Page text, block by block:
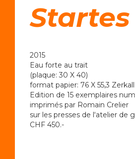
2015
Eau forte au trait
(plaque: 30 X 40)
format papier: 76 X 55,3
Edition de 15 exemplaires
imprimés par Romain Crelier
sur les presses de l‘atelier de
CHF 450.-